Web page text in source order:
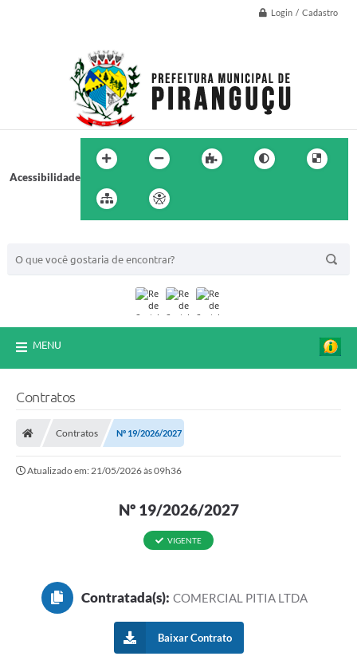
Login / Cadastro
Acessibilidade
MENU
Contratos
Contratos Nº 19/2026/2027
Atualizado em: 21/05/2026 às 09h36
Nº 19/2026/2027
VIGENTE
Contratada(s): COMERCIAL PITIA LTDA
Baixar Contrato